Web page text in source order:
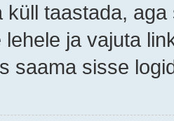
küll taastada,
lehele ja vajuta
saama sisse